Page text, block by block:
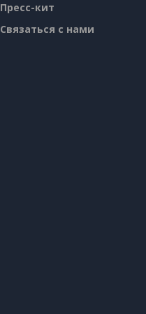
Пресс-кит
Связаться с нами